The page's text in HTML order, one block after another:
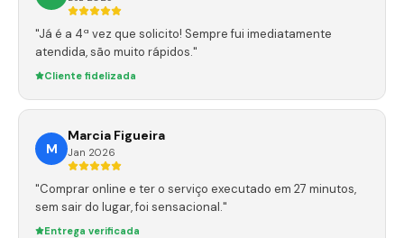
"Já é a 4ª vez que solicito! Sempre fui imediatamente
atendida, são muito rápidos."
Cliente fidelizada
M
Marcia Figueira
Jan 2026
"Comprar online e ter o serviço executado em 27 minutos,
sem sair do lugar, foi sensacional."
Entrega verificada